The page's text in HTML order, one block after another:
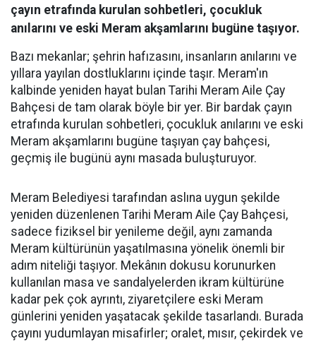
çayın etrafında kurulan sohbetleri, çocukluk
anılarını ve eski Meram akşamlarını bugüne taşıyor.
Bazı mekanlar; şehrin hafızasını, insanların anılarını ve
yıllara yayılan dostluklarını içinde taşır. Meram'ın
kalbinde yeniden hayat bulan Tarihi Meram Aile Çay
Bahçesi de tam olarak böyle bir yer. Bir bardak çayın
etrafında kurulan sohbetleri, çocukluk anılarını ve eski
Meram akşamlarını bugüne taşıyan çay bahçesi,
geçmiş ile bugünü aynı masada buluşturuyor.
Meram Belediyesi tarafından aslına uygun şekilde
yeniden düzenlenen Tarihi Meram Aile Çay Bahçesi,
sadece fiziksel bir yenileme değil, aynı zamanda
Meram kültürünün yaşatılmasına yönelik önemli bir
adım niteliği taşıyor. Mekânın dokusu korunurken
kullanılan masa ve sandalyelerden ikram kültürüne
kadar pek çok ayrıntı, ziyaretçilere eski Meram
günlerini yeniden yaşatacak şekilde tasarlandı. Burada
çayını yudumlayan misafirler; oralet, mısır, çekirdek ve